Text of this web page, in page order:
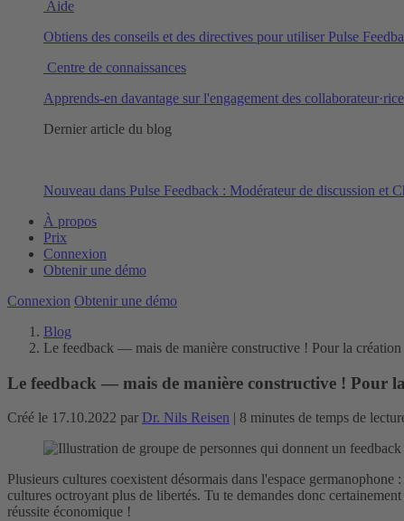
Aide
Obtiens des conseils et des directives pour utiliser Pulse
Centre de connaissances
Apprends-en davantage sur l'engagement des
Dernier article du blog
Nouveau dans Pulse Feedback : Modérateur de discussion et
À propos
Prix
Connexion
Obtenir une démo
Connexion Obtenir une démo
Blog
Le feedback — mais de manière constructive ! Pour la
Le feedback — mais de manière constructive ! Pour
Créé le 17.10.2022 par Dr. Nils Reisen | 8 minutes de temps de
Plusieurs cultures coexistent désormais dans l'espace
cultures octroyant plus de libertés. Tu te demandes donc
réussite économique !